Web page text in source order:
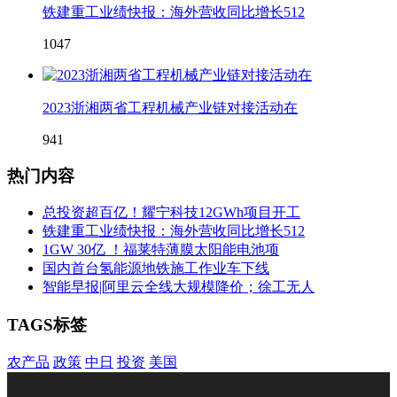
铁建重工业绩快报：海外营收同比增长512
1047
2023浙湘两省工程机械产业链对接活动在
941
热门内容
总投资超百亿！耀宁科技12GWh项目开工
铁建重工业绩快报：海外营收同比增长512
1GW 30亿 ！福莱特薄膜太阳能电池项
国内首台氢能源地铁施工作业车下线
智能早报|阿里云全线大规模降价；徐工无人
TAGS标签
农产品 政策 中日 投资 美国